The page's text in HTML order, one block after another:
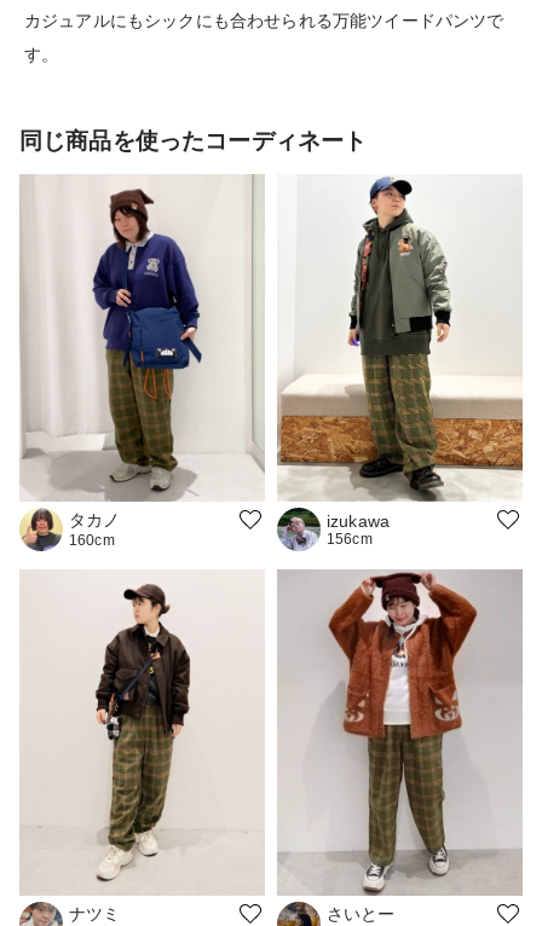
カジュアルにもシックにも合わせられる万能ツイードパンツで
す。
同じ商品を使ったコーディネート
タカノ
160cm
izukawa
156cm
ナツミ さいとー